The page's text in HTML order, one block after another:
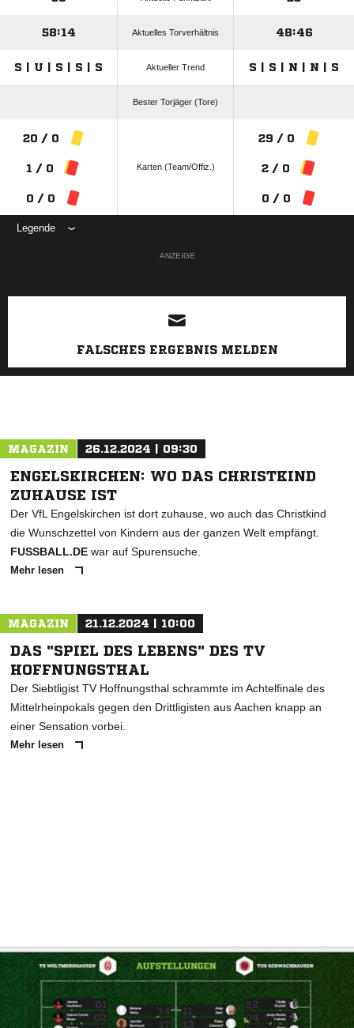
58:14 Aktuelles Torverhältnis 48:46
S | U | S | S | S Aktueller Trend S | S | N | N | S
Bester Torjäger (Tore)
20 / 0
1 / 0
0 / 0
Karten (Team/Offiz.)
29 / 0
2 / 0
0 / 0
Legende
ANZEIGE
FALSCHES ERGEBNIS MELDEN
MAGAZIN 26.12.2024 | 09:30
ENGELSKIRCHEN: WO DAS CHRISTKIND
ZUHAUSE IST
Der VfL Engelskirchen ist dort zuhause, wo auch das Christkind
die Wunschzettel von Kindern aus der ganzen Welt empfängt.
FUSSBALL.DE war auf Spurensuche.
Mehr lesen
MAGAZIN 21.12.2024 | 10:00
DAS "SPIEL DES LEBENS" DES TV
HOFFNUNGSTHAL
Der Siebtligist TV Hoffnungsthal schrammte im Achtelfinale des
Mittelrheinpokals gegen den Drittligisten aus Aachen knapp an
einer Sensation vorbei.
Mehr lesen